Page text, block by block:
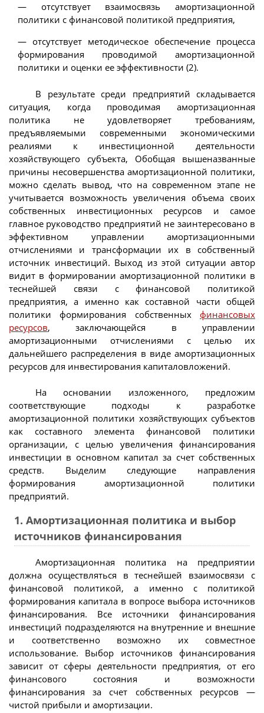
— отсутствует взаимосвязь амортизационной
политики с финансовой политикой предприятия,
— отсутствует методическое обеспечение процесса
формирования проводимой амортизационной
политики и оценки ее эффективности (2).
В результате среди предприятий складывается
ситуация, когда проводимая амортизационная
политика не удовлетворяет требованиям,
предъявляемыми современными экономическими
реалиями к инвестиционной деятельности
хозяйствующего субъекта, Обобщая вышеназванные
причины несовершенства амортизационной политики,
можно сделать вывод, что на современном этапе не
учитывается возможность увеличения объема своих
собственных инвестиционных ресурсов и самое
главное руководство предприятий не заинтересовано в
эффективном управлении амортизационными
отчислениями и трансформации их в собственный
источник инвестиций. Выход из этой ситуации автор
видит в формировании амортизационной политики в
теснейшей связи с финансовой политикой
предприятия, а именно как составной части общей
политики формирования собственных финансовых
ресурсов, заключающейся в управлении
амортизационными отчислениями с целью их
дальнейшего распределения в виде амортизационных
ресурсов для инвестирования капиталовложений.
На основании изложенного, предложим
соответствующие подходы к разработке
амортизационной политики хозяйствующих субъектов
как составного элемента финансовой политики
организации, с целью увеличения финансирования
инвестиции в основном капитал за счет собственных
средств. Выделим следующие направления
формирования амортизационной политики
предприятий.
1. Амортизационная политика и выбор
источников финансирования
Амортизационная политика на предприятии
должна осуществляться в теснейшей взаимосвязи с
финансовой политикой, а именно с политикой
формирования капитала в вопросе выбора источников
финансирования. Все источники финансирования
инвестиций подразделяются на внутренние и внешние
и соответственно возможно их совместное
использование. Выбор источников финансирования
зависит от сферы деятельности предприятия, от его
финансового состояния и возможности
финансирования за счет собственных ресурсов —
чистой прибыли и амортизации.